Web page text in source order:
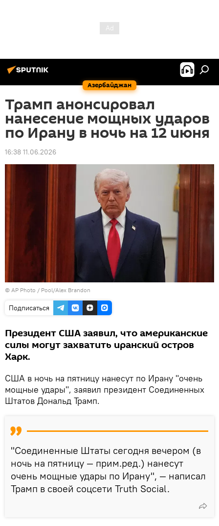
Азербайджан
Трамп анонсировал
нанесение мощных ударов
по Ирану в ночь на 12 июня
16:38 11.06.2026
© AP Photo / Pool/Alex Brandon
Подписаться
Президент США заявил, что американские
силы могут захватить иранский остров
Харк.
США в ночь на пятницу нанесут по Ирану "очень
мощные удары", заявил президент Соединенных
Штатов Дональд Трамп.
"Соединенные Штаты сегодня вечером (в
ночь на пятницу — прим.ред.) нанесут
очень мощные удары по Ирану", — написал
Трамп в своей соцсети Truth Social.